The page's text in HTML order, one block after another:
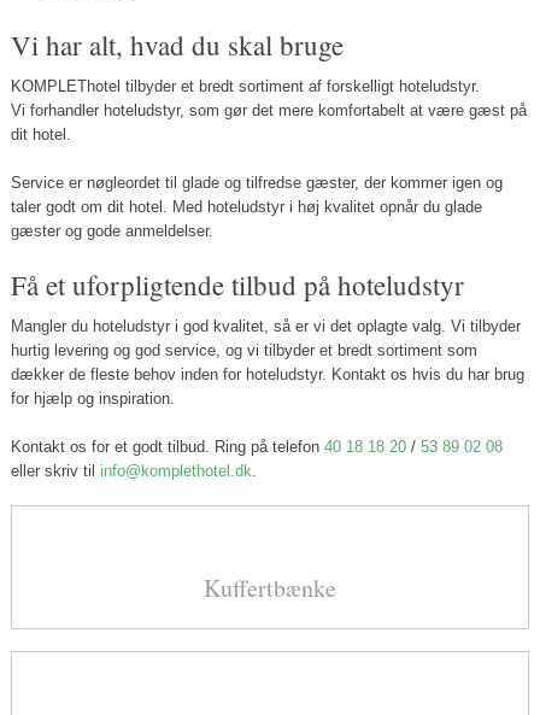
Vi har alt, hvad du skal bruge
KOMPLEThotel tilbyder et bredt sortiment af forskelligt hoteludstyr.
Vi forhandler hoteludstyr, som gør det mere komfortabelt at være gæst på
dit hotel.
Service er nøgleordet til glade og tilfredse gæster, der kommer igen og
taler godt om dit hotel. Med hoteludstyr i høj kvalitet opnår du glade
gæster og gode anmeldelser.
Få et uforpligtende tilbud på hoteludstyr
Mangler du hoteludstyr i god kvalitet, så er vi det oplagte valg. Vi tilbyder
hurtig levering og god service, og vi tilbyder et bredt sortiment som
dækker de fleste behov inden for hoteludstyr. Kontakt os hvis du har brug
for hjælp og inspiration.
Kontakt os for et godt tilbud. Ring på telefon 40 18 18 20/ 53 89 02 08
eller skriv til info@komplethotel.dk.
Kuffertbænke​